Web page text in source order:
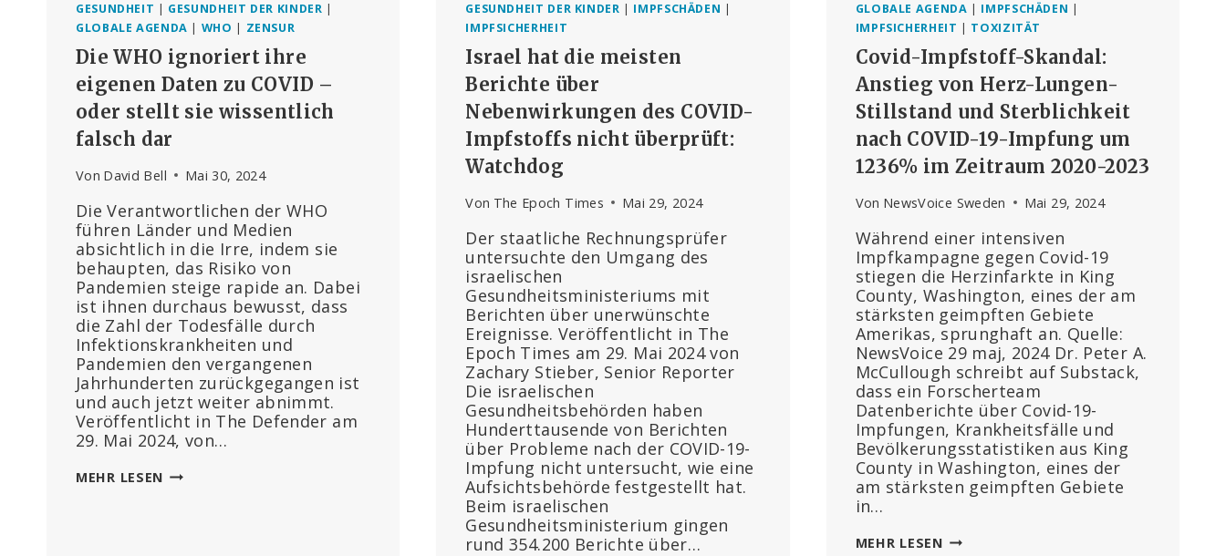
GESUNDHEIT | GESUNDHEIT DER KINDER |
GLOBALE AGENDA | WHO | ZENSUR
Die WHO ignoriert ihre
eigenen Daten zu COVID –
oder stellt sie wissentlich
falsch dar
Von David Bell Mai 30, 2024
Die Verantwortlichen der WHO
führen Länder und Medien
absichtlich in die Irre, indem sie
behaupten, das Risiko von
Pandemien steige rapide an. Dabei
ist ihnen durchaus bewusst, dass
die Zahl der Todesfälle durch
Infektionskrankheiten und
Pandemien den vergangenen
Jahrhunderten zurückgegangen ist
und auch jetzt weiter abnimmt.
Veröffentlicht in The Defender am
29. Mai 2024, von…
MEHR LESEN DIE
GESUNDHEIT DER KINDER | IMPFSCHÄDEN |
IMPFSICHERHEIT
Israel hat die meisten
Berichte über
Nebenwirkungen des COVID-
Impfstoffs nicht überprüft:
Watchdog
Von The Epoch Times Mai 29, 2024
Der staatliche Rechnungsprüfer
untersuchte den Umgang des
israelischen
Gesundheitsministeriums mit
Berichten über unerwünschte
Ereignisse. Veröffentlicht in The
Epoch Times am 29. Mai 2024 von
Zachary Stieber, Senior Reporter
Die israelischen
Gesundheitsbehörden haben
Hunderttausende von Berichten
über Probleme nach der COVID-19-
Impfung nicht untersucht, wie eine
Aufsichtsbehörde festgestellt hat.
Beim israelischen
Gesundheitsministerium gingen
rund 354.200 Berichte über…
GLOBALE AGENDA | IMPFSCHÄDEN |
IMPFSICHERHEIT | TOXIZITÄT
Covid-Impfstoff-Skandal:
Anstieg von Herz-Lungen-
Stillstand und Sterblichkeit
nach COVID-19-Impfung um
1236% im Zeitraum 2020-2023
Von NewsVoice Sweden Mai 29, 2024
Während einer intensiven
Impfkampagne gegen Covid-19
stiegen die Herzinfarkte in King
County, Washington, eines der am
stärksten geimpften Gebiete
Amerikas, sprunghaft an. Quelle:
NewsVoice 29 maj, 2024 Dr. Peter A.
McCullough schreibt auf Substack,
dass ein Forscherteam
Datenberichte über Covid-19-
Impfungen, Krankheitsfälle und
Bevölkerungsstatistiken aus King
County in Washington, eines der
am stärksten geimpften Gebiete
in…
MEHR LESENCOVID-